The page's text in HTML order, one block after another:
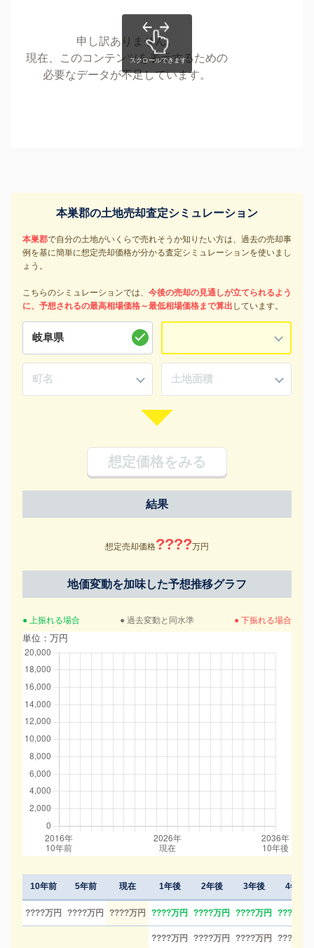
申し訳ありません。
現在、このコンテンツを表示するための
必要なデータが不足しています。
本巣郡の土地売却査定シミュレーション
本巣郡で自分の土地がいくらで売れそうか知りたい方は、過去の売却事
例を基に簡単に想定売却価格が分かる査定シミュレーションを使いまし
ょう。
こちらのシミュレーションでは、 今後の売却の見通しが立てられるよう
に、予想されるの最高相場価格～最低相場価格まで算出 しています。
想定価格をみる
結果
想定売却価格????万円
地価変動を加味した予想推移グラフ
● 上振れる場合 ● 過去変動と同水準 ● 下振れる場合
単位：万円
10年前 5年前 現在
????万円 ????万円 ????万円
1年後 2年後 3年後 4年後
????万円 ????万円 ????万円 ????万円
????万円 ????万円 ????万円 ????万円